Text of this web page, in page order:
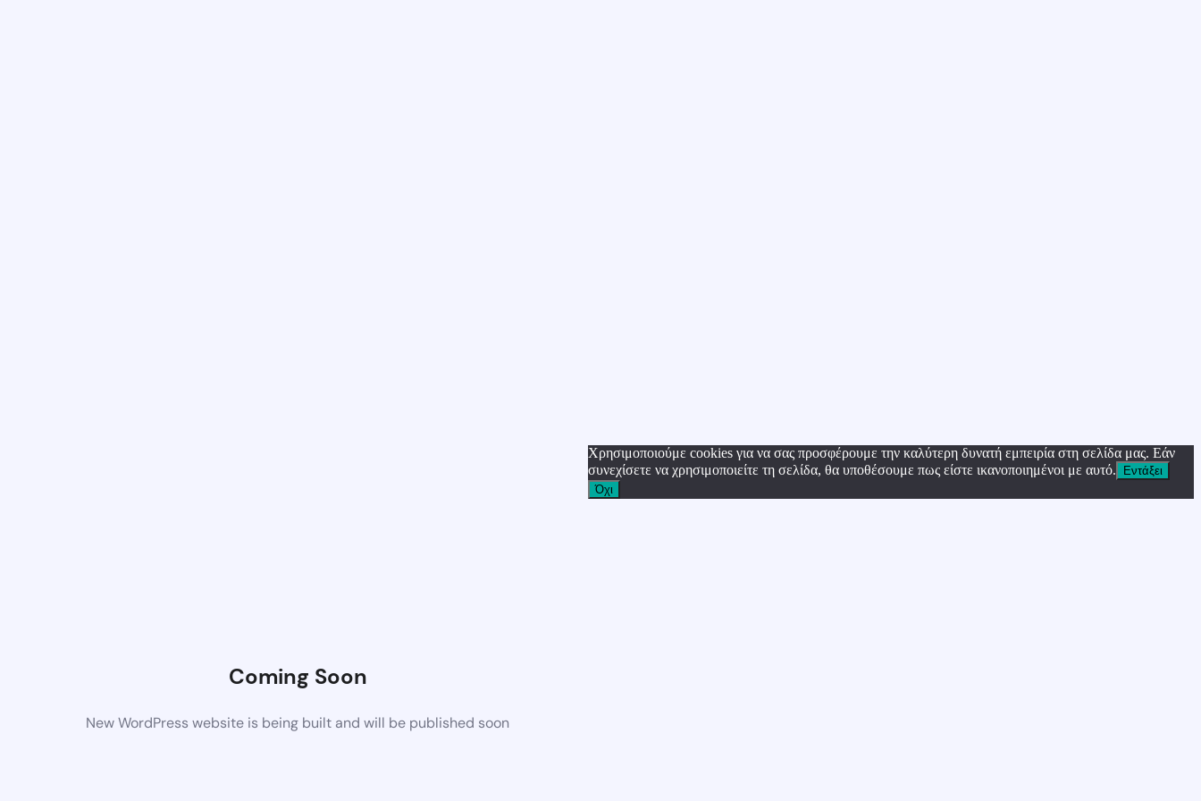
Coming Soon
New WordPress website is being built and will be published soon
Χρησιμοποιούμε cookies για να σας προσφέρουμε την καλύτερη δυνατή εμπειρία στη σελίδα μας. Εάν
συνεχίσετε να χρησιμοποιείτε τη σελίδα, θα υποθέσουμε πως είστε ικανοποιημένοι με αυτό.
Εντάξει
Όχι